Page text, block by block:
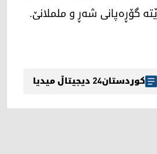
گۆڕه‌پانی شه‌ڕ و ململانێ.
کوردستان24 دیجیتاڵ میدیا